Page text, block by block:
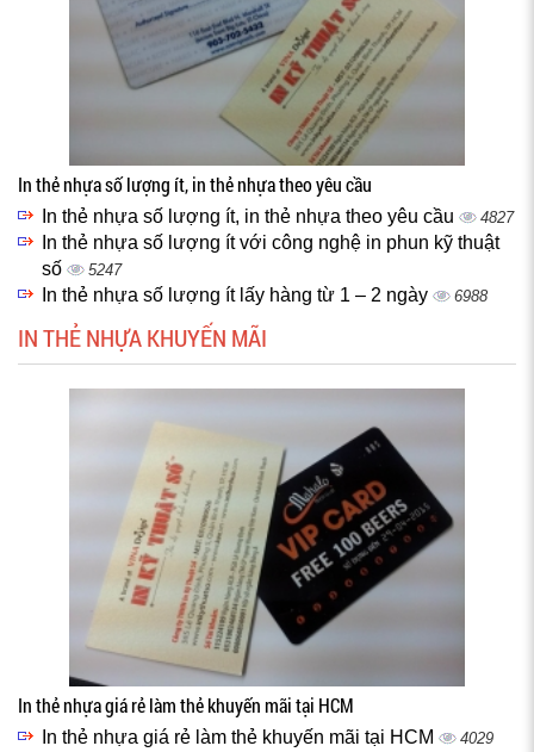
In thẻ nhựa số lượng ít, in thẻ nhựa theo yêu cầu
In thẻ nhựa số lượng ít, in thẻ nhựa theo yêu cầu 4827
In thẻ nhựa số lượng ít với công nghệ in phun kỹ thuật
số
5247
In thẻ nhựa số lượng ít lấy hàng từ 1 – 2 ngày 6988
IN THẺ NHỰA KHUYẾN MÃI
In thẻ nhựa giá rẻ làm thẻ khuyến mãi tại HCM
In thẻ nhựa giá rẻ làm thẻ khuyến mãi tại HCM 4029